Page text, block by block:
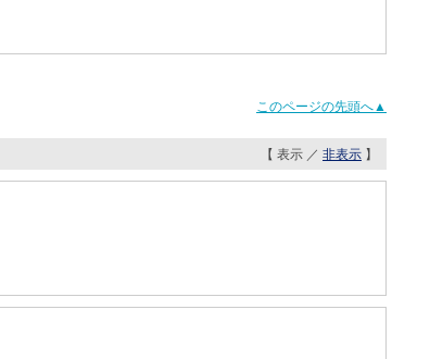
このページの先頭へ▲
【 表示 ／ 非表示 】